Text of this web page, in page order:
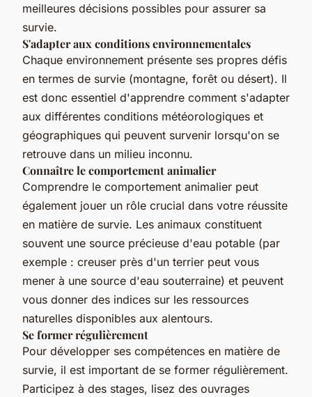
meilleures décisions possibles pour assurer sa
survie.
S'adapter aux conditions environnementales
Chaque environnement présente ses propres défis
en termes de survie (montagne, forêt ou désert). Il
est donc essentiel d'apprendre comment s'adapter
aux différentes conditions météorologiques et
géographiques qui peuvent survenir lorsqu'on se
retrouve dans un milieu inconnu.
Connaître le comportement animalier
Comprendre le comportement animalier peut
également jouer un rôle crucial dans votre réussite
en matière de survie. Les animaux constituent
souvent une source précieuse d'eau potable (par
exemple : creuser près d'un terrier peut vous
mener à une source d'eau souterraine) et peuvent
vous donner des indices sur les ressources
naturelles disponibles aux alentours.
Se former régulièrement
Pour développer ses compétences en matière de
survie, il est important de se former régulièrement.
Participez à des stages, lisez des ouvrages